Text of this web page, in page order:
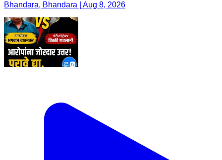
Bhandara, Bhandara | Aug 8, 2026